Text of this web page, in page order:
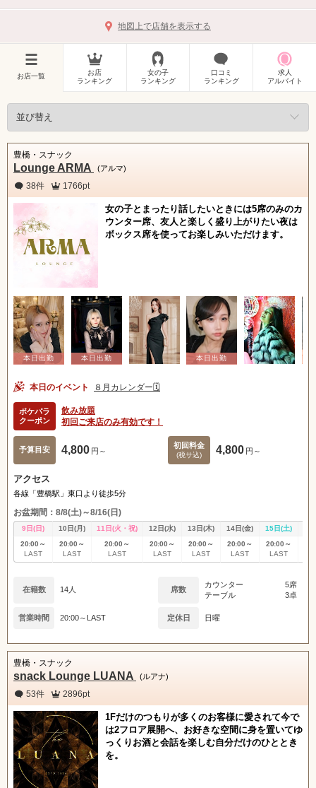
地図上で店舗を表示する
お店一覧
お店
ランキング
女の子
ランキング
口コミ
ランキング
求人
アルバイト
豊橋・スナック
Lounge ARMA (アルマ)
38件 1766pt
女の子とまったり話したいときには5席のみのカ
ウンター席、友人と楽しく盛り上がりたい夜は
ボックス席を使ってお楽しみいただけます。
本日のイベント ８月カレンダー🗓️
ポケパラ
クーポン
飲み放題
初回ご来店のみ有効です！
予算目安 4,800 円～
初回料金
(税サ込) 4,800 円～
アクセス
各線「豊橋駅」東口より徒歩5分
お盆期間：8/8(土)～8/16(日)
9日(日) 10日(月) 11日(火・祝) 12日(水) 13日(木) 14日(金) 15日(土)
20:00～
LAST
20:00～
LAST
20:00～
LAST
20:00～
LAST
20:00～
LAST
20:00～
LAST
20:00～
LAST
在籍数 14人 席数
カウンター
5席
テーブル
3卓
営業時間 20:00～LAST 定休日 日曜
豊橋・スナック
snack Lounge LUANA (ルアナ)
53件 2896pt
1Fだけのつもりが多くのお客様に愛されて今で
は2フロア展開へ、お好きな空間に身を置いてゆ
っくりお酒と会話を楽しむ自分だけのひととき
を。